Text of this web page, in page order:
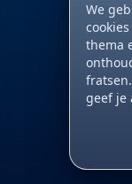
We
thema
geef je